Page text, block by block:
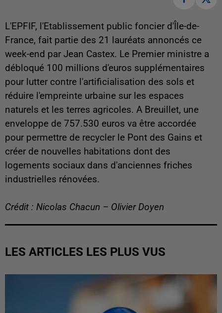
L'EPFIF, l'Etablissement public foncier d'Île-de-
France, fait partie des 21 lauréats annoncés ce
week-end par Jean Castex. Le Premier ministre a
débloqué 100 millions d'euros supplémentaires
pour lutter contre l'artificialisation des sols et
réduire l'empreinte urbaine sur les espaces
naturels et les terres agricoles. A Breuillet, une
enveloppe de 757.530 euros va être accordée
pour permettre de recycler le Pont des Gains et
créer de nouvelles habitations dont des
logements sociaux dans d'anciennes friches
industrielles rénovées.
Crédit : Nicolas Chacun – Olivier Doyen
LES ARTICLES LES PLUS VUS